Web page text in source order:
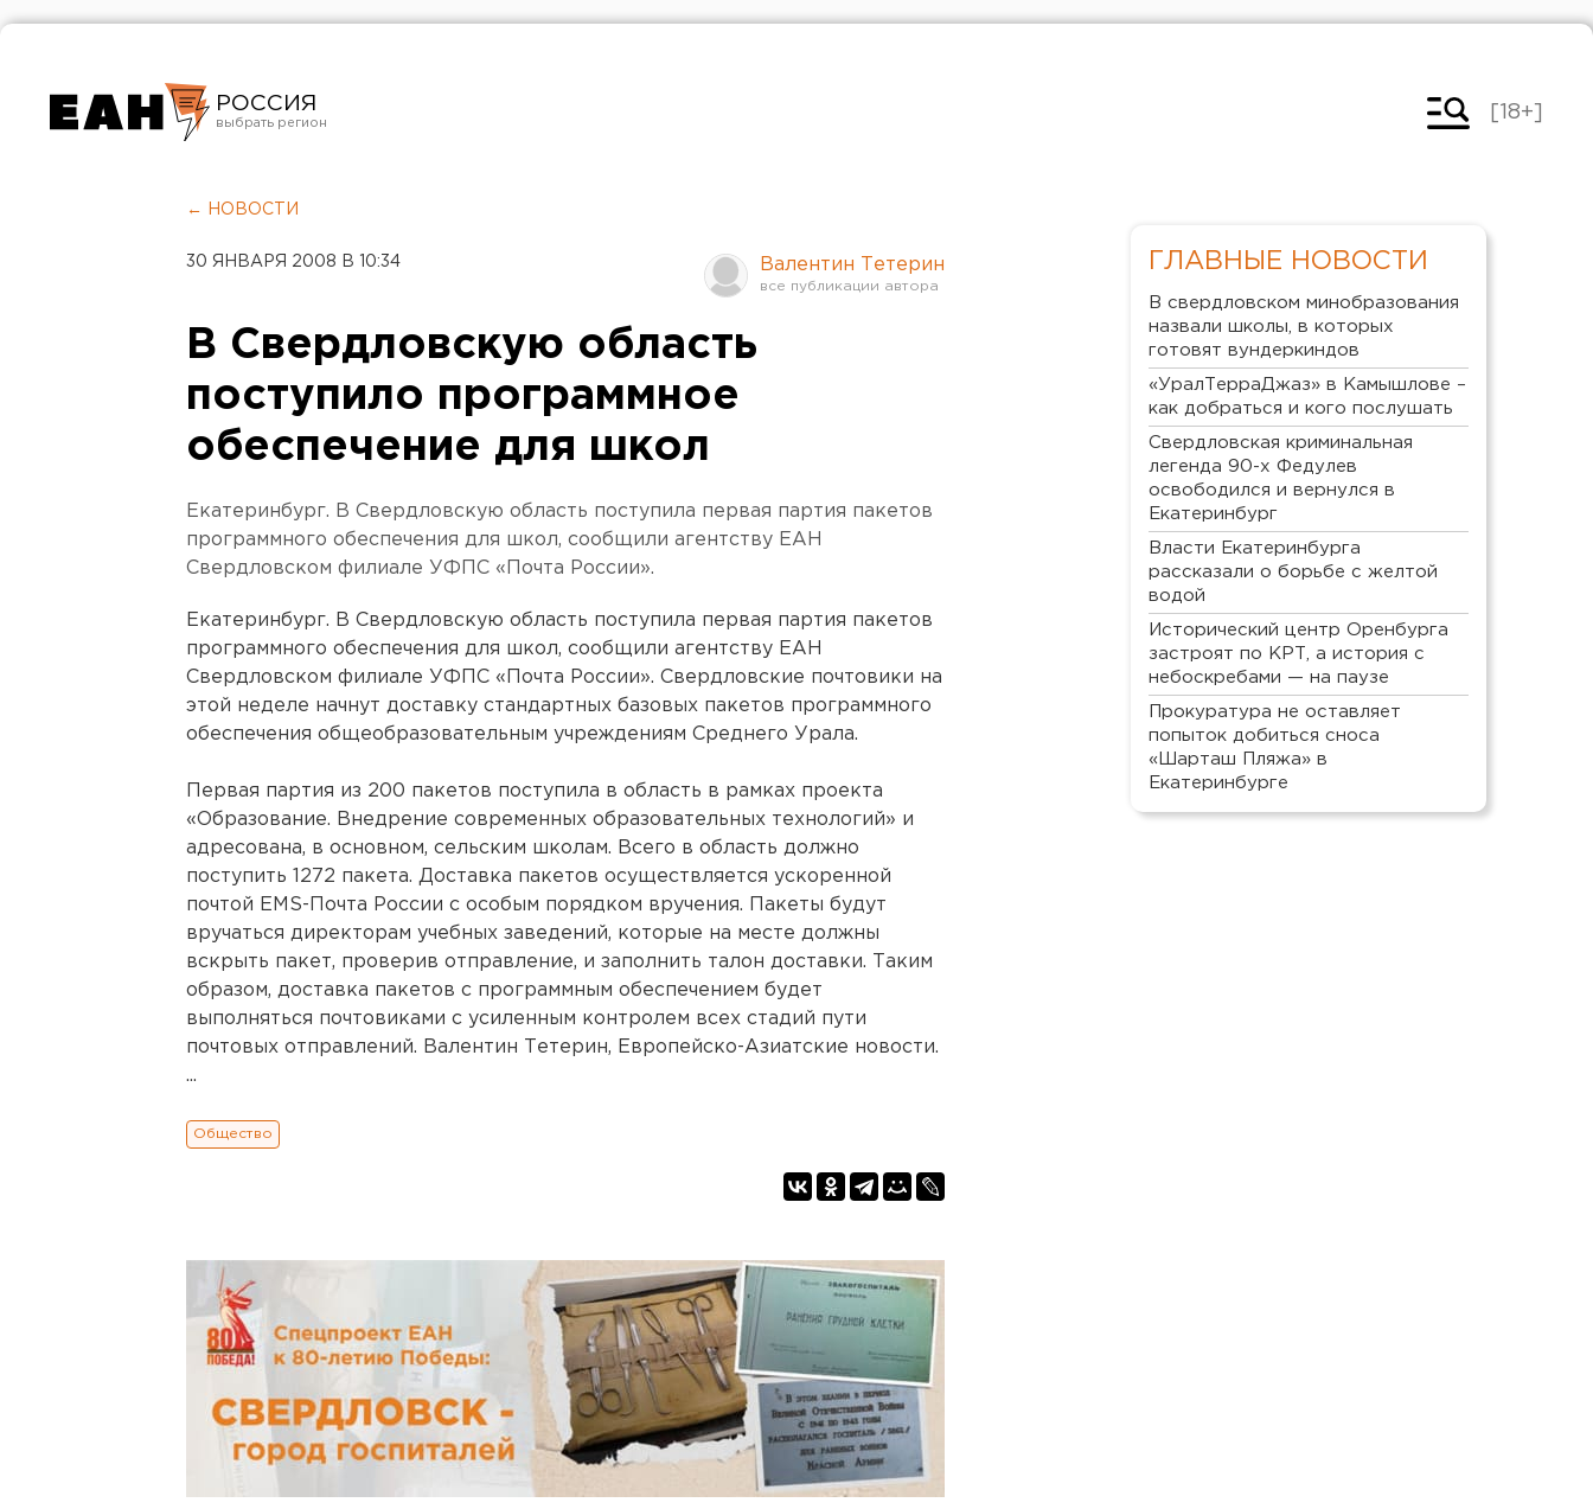
РОССИЯ
Челябинск
[18+]
← НОВОСТИ
30 ЯНВАРЯ 2008 В 10:34 Валентин Тетерин
В Свердловскую область
поступило программное
обеспечение для школ
Екатеринбург. В Свердловскую область поступила первая партия пакетов
программного обеспечения для школ, сообщили агентству ЕАН
Свердловском филиале УФПС «Почта России».
Екатеринбург. В Свердловскую область поступила первая партия пакетов
программного обеспечения для школ, сообщили агентству ЕАН
Свердловском филиале УФПС «Почта России». Свердловские почтовики на
этой неделе начнут доставку стандартных базовых пакетов программного
обеспечения общеобразовательным учреждениям Среднего Урала.
Первая партия из 200 пакетов поступила в область в рамках проекта
«Образование. Внедрение современных образовательных технологий» и
адресована, в основном, сельским школам. Всего в область должно
поступить 1272 пакета. Доставка пакетов осуществляется ускоренной
почтой EMS-Почта России с особым порядком вручения. Пакеты будут
вручаться директорам учебных заведений, которые на месте должны
вскрыть пакет, проверив отправление, и заполнить талон доставки. Таким
образом, доставка пакетов с программным обеспечением будет
выполняться почтовиками с усиленным контролем всех стадий пути
почтовых отправлений. Валентин Тетерин, Европейско-Азиатские новости.
...
Общество
ГЛАВНЫЕ НОВОСТИ
В свердловском минобразования
назвали школы, в которых
готовят вундеркиндов
«УралТерраДжаз» в Камышлове –
как добраться и кого послушать
Свердловская криминальная
легенда 90-х Федулев
освободился и вернулся в
Екатеринбург
Власти Екатеринбурга
рассказали о борьбе с желтой
водой
Исторический центр Оренбурга
застроят по КРТ, а история с
небоскребами — на паузе
Прокуратура не оставляет
попыток добиться сноса
«Шарташ Пляжа» в
Екатеринбурге